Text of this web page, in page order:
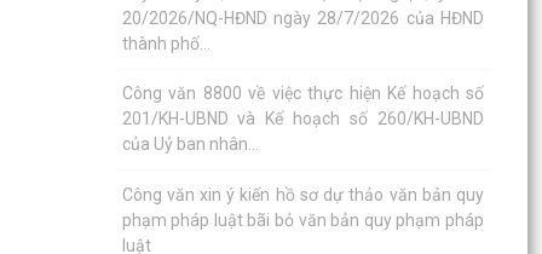
của Uỷ ban nhân...
phạm pháp luật bãi bỏ văn bản quy phạm pháp
luật
UBND PHƯỜNG ÁI QUỐC (Từ ngày 03/8/2026
đến ngày 09/8/2026)